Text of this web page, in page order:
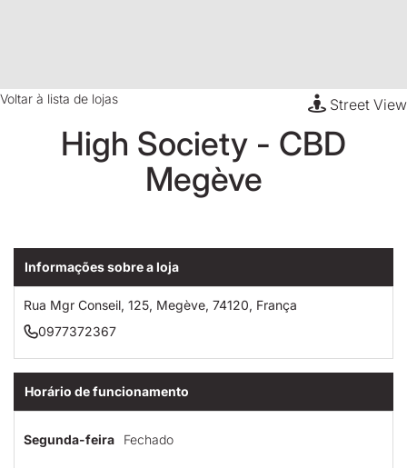
Street View
Voltar à lista de lojas
High Society - CBD
Megève
Informações sobre a loja
Rua Mgr Conseil, 125, Megève, 74120, França
0977372367
Horário de funcionamento
Segunda-feira Fechado